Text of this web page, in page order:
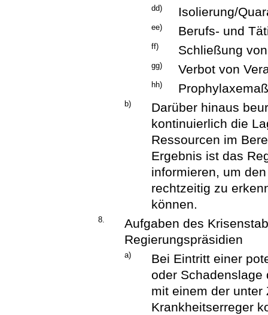
dd) Isolierung/
ee) Berufs- und
ff) Schließung
gg) Verbot von
hh)
b)
Darüber hinaus
kontinuierlich die
Ressourcen im
Ergebnis ist das
informieren, um
rechtzeitig zu
können.
8.
Aufgaben des
Regierungspräsidien
a)
Bei Eintritt einer
oder Schadenslage
mit einem der unter
Krankheitserreger